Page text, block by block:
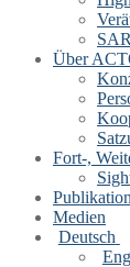
Über
Fort-,
Medien
Deutsch